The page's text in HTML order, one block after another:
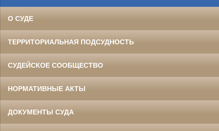
О СУДЕ
ТЕРРИТОРИАЛЬНАЯ ПОДСУДНОСТЬ
СУДЕЙСКОЕ СООБЩЕСТВО
НОРМАТИВНЫЕ АКТЫ
ДОКУМЕНТЫ СУДА